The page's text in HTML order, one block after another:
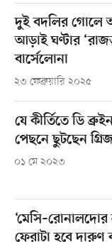
দুই বদলির গোলে
আড়াই ঘণ্টার
বার্সেলোনা
২৩ ফেব্রুয়ারি ২০২৫
যে কীর্তিতে ডি
পেছনে ছুটছেন
০১ মে ২০২৩
‘মেসি–রোনালদোর
ফেরাটা হবে দারুণ